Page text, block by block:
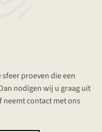
proeven die een
nodigen wij u graag uit
neemt contact met ons